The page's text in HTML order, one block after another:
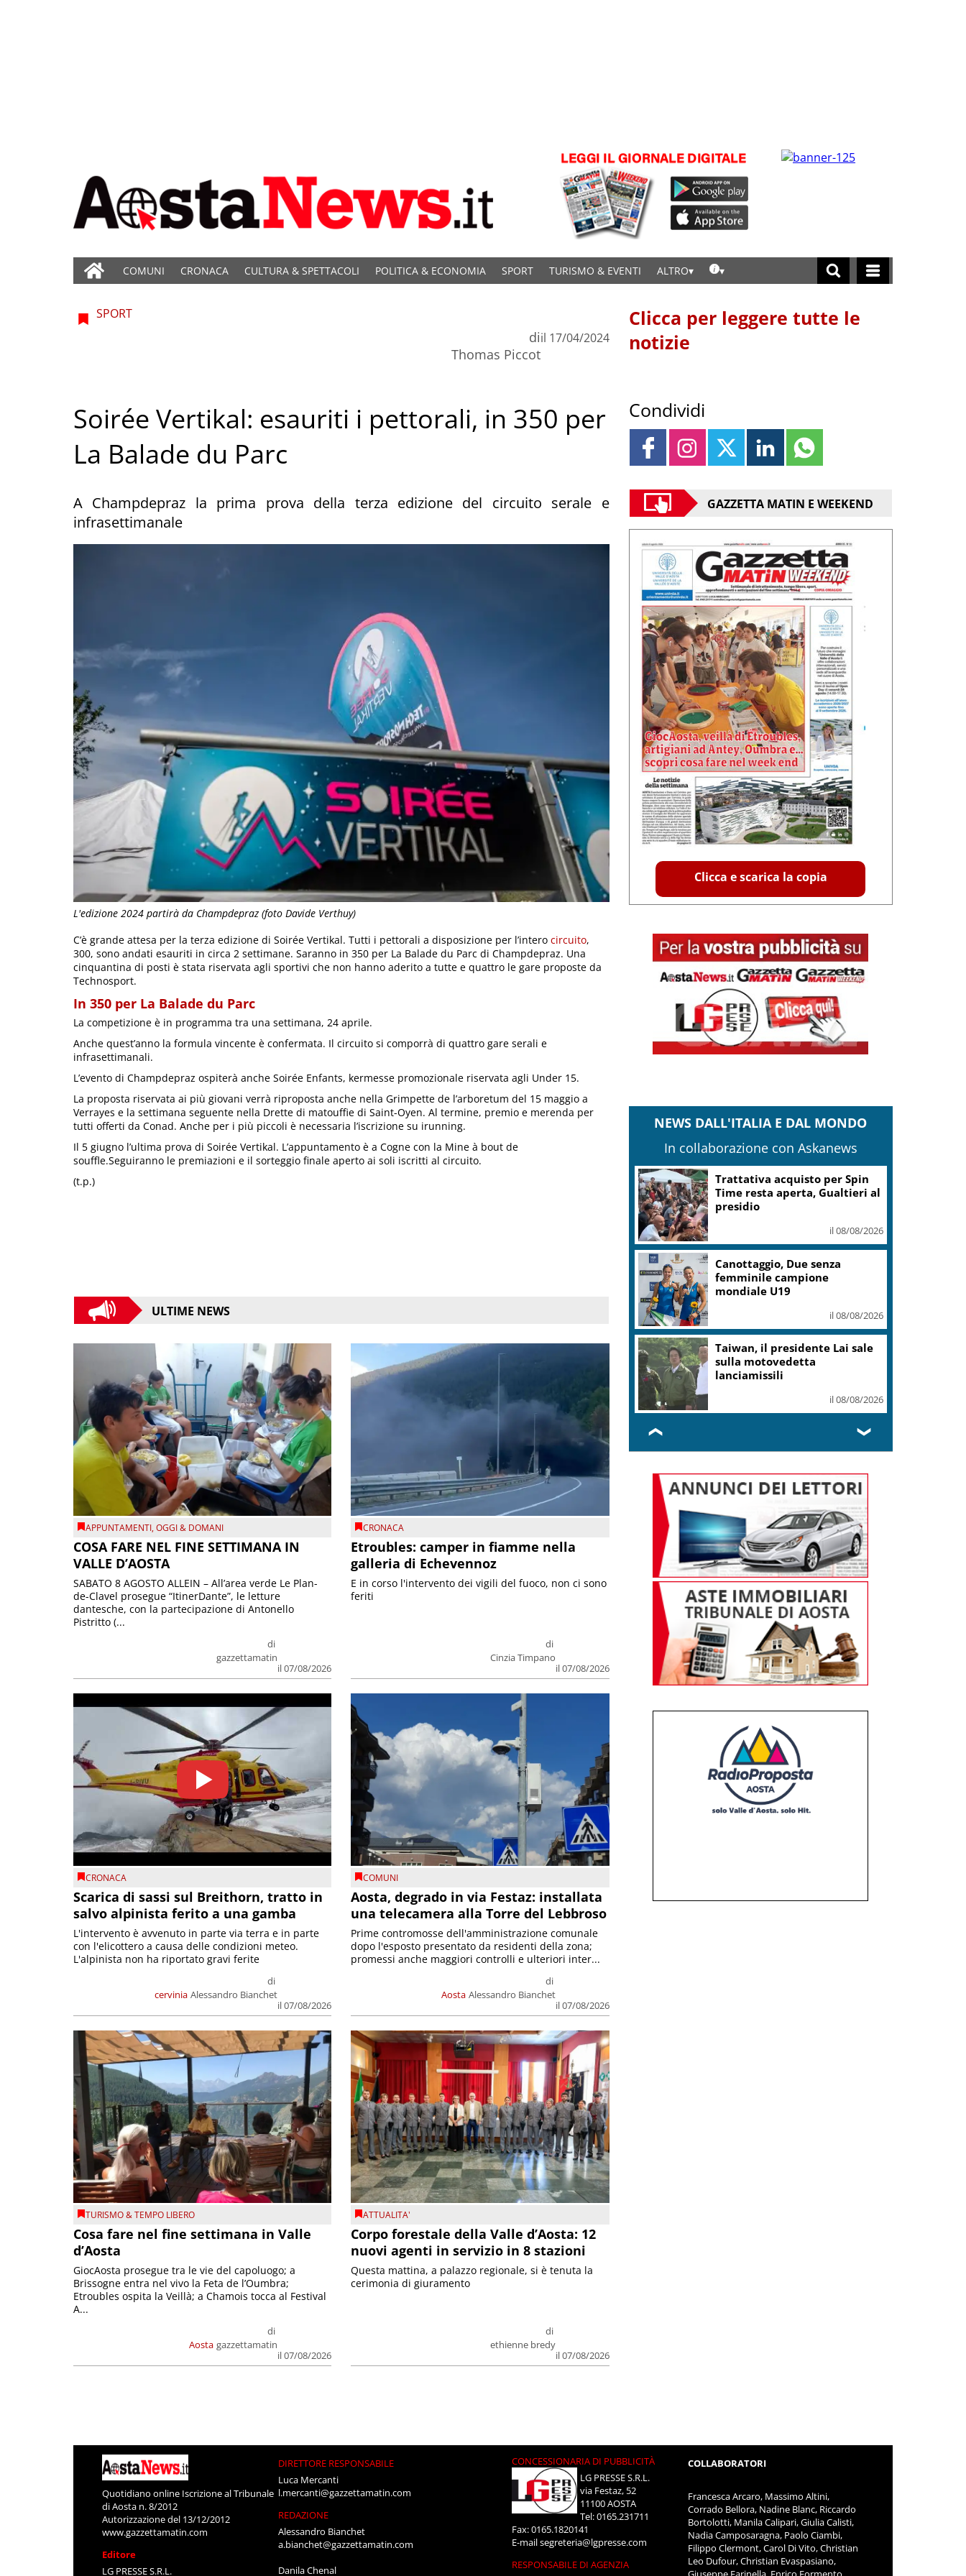
COMUNI CRONACA CULTURA & SPETTACOLI POLITICA & ECONOMIA SPORT TURISMO & EVENTI ALTRO
L'edizione 2024 partirà da Champdepraz (foto Davide Verthuy)
SPORT
di
Thomas Piccot
il 17/04/2024
Soirée Vertikal: esauriti i pettorali, in 350 per
La Balade du Parc
A Champdepraz la prima prova della terza edizione del circuito serale e
infrasettimanale
C’è grande attesa per la terza edizione di Soirée Vertikal. Tutti i pettorali a disposizione per l’intero circuito,
300, sono andati esauriti in circa 2 settimane. Saranno in 350 per La Balade du Parc di Champdepraz. Una
cinquantina di posti è stata riservata agli sportivi che non hanno aderito a tutte e quattro le gare proposte da
Technosport.
In 350 per La Balade du Parc
La competizione è in programma tra una settimana, 24 aprile.
Anche quest’anno la formula vincente è confermata. Il circuito si comporrà di quattro gare serali e
infrasettimanali.
L’evento di Champdepraz ospiterà anche Soirée Enfants, kermesse promozionale riservata agli Under 15.
La proposta riservata ai più giovani verrà riproposta anche nella Grimpette de l’arboretum del 15 maggio a
Verrayes e la settimana seguente nella Drette di matouffie di Saint-Oyen. Al termine, premio e merenda per
tutti offerti da Conad. Anche per i più piccoli è necessaria l’iscrizione su irunning.
Il 5 giugno l’ultima prova di Soirée Vertikal. L’appuntamento è a Cogne con la Mine à bout de
souffle.Seguiranno le premiazioni e il sorteggio finale aperto ai soli iscritti al circuito.
(t.p.)
ULTIME NEWS
APPUNTAMENTI,OGGI & DOMANI
COSA FARE NEL FINE SETTIMANA IN
VALLE D’AOSTA
di
gazzettamatin
il 07/08/2026
SABATO 8 AGOSTO ALLEIN – All’area verde Le Plan-
de-Clavel prosegue “ItinerDante”, le letture
dantesche, con la partecipazione di Antonello
Pistritto (...
CRONACA
Etroubles: camper in fiamme nella
galleria di Echevennoz
di
Cinzia Timpano
il 07/08/2026
E in corso l'intervento dei vigili del fuoco, non ci sono
feriti
CRONACA
Scarica di sassi sul Breithorn, tratto in
salvo alpinista ferito a una gamba
cervinia
di
Alessandro Bianchet
il 07/08/2026
L'intervento è avvenuto in parte via terra e in parte
con l'elicottero a causa delle condizioni meteo.
L'alpinista non ha riportato gravi ferite
COMUNI
Aosta, degrado in via Festaz: installata
una telecamera alla Torre del Lebbroso
Aosta
di
Alessandro Bianchet
il 07/08/2026
Prime contromosse dell'amministrazione comunale
dopo l'esposto presentato da residenti della zona;
promessi anche maggiori controlli e ulteriori inter...
TURISMO & TEMPO LIBERO
Cosa fare nel fine settimana in Valle
d’Aosta
Aosta
di
gazzettamatin
il 07/08/2026
GiocAosta prosegue tra le vie del capoluogo; a
Brissogne entra nel vivo la Feta de l’Oumbra;
Etroubles ospita la Veillà; a Chamois tocca al Festival
A...
ATTUALITA'
Corpo forestale della Valle d’Aosta: 12
nuovi agenti in servizio in 8 stazioni
di
ethienne bredy
il 07/08/2026
Questa mattina, a palazzo regionale, si è tenuta la
cerimonia di giuramento
Clicca per leggere tutte le
notizie
Condividi
GAZZETTA MATIN E WEEKEND
Clicca e scarica la copia
NEWS DALL'ITALIA E DAL MONDO
In collaborazione con Askanews
Trattativa acquisto per Spin
Time resta aperta, Gualtieri al
presidio
il 08/08/2026
Canottaggio, Due senza
femminile campione
mondiale U19
il 08/08/2026
Taiwan, il presidente Lai sale
sulla motovedetta
lanciamissili
il 08/08/2026
❮ ❯
Quotidiano online Iscrizione al Tribunale
di Aosta n. 8/2012
Autorizzazione del 13/12/2012
www.gazzettamatin.com
Editore
LG PRESSE S.R.L.
DIRETTORE RESPONSABILE
Luca Mercanti
l.mercanti@gazzettamatin.com
REDAZIONE
Alessandro Bianchet
a.bianchet@gazzettamatin.com
Danila Chenal
CONCESSIONARIA DI PUBBLICITÀ
LG PRESSE S.R.L.
via Festaz, 52
11100 AOSTA
Tel: 0165.231711
Fax: 0165.1820141
E-mailsegreteria@lgpresse.com
RESPONSABILE DI AGENZIA
COLLABORATORI
Francesca Arcaro, Massimo Altini,
Corrado Bellora, Nadine Blanc, Riccardo
Bortolotti, Manila Calipari, Giulia Calisti,
Nadia Camposaragna, Paolo Ciambi,
Filippo Clermont, Carol Di Vito, Christian
Leo Dufour, Christian Evaspasiano,